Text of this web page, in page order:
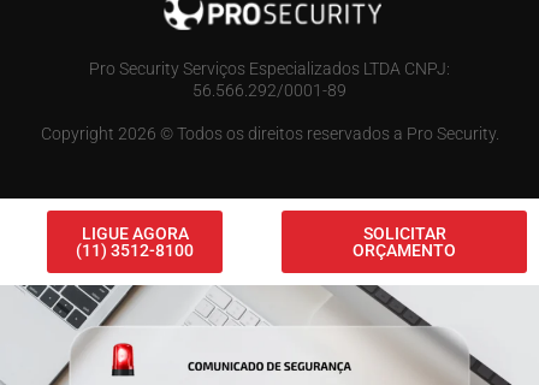
Pro Security Serviços Especializados LTDA CNPJ:
56.566.292/0001-89
Copyright 2026 © Todos os direitos reservados a Pro Security.
LIGUE AGORA
(11) 3512-8100
SOLICITAR
ORÇAMENTO